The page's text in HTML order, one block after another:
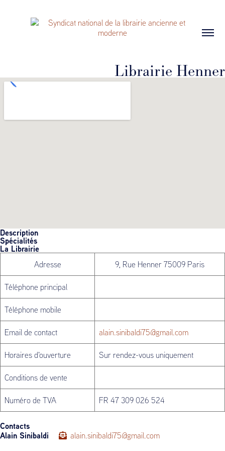
Librairie Henner
Description
Spécialités
La Librairie
Adresse 9, Rue Henner 75009 Paris
Téléphone principal
Téléphone mobile
Email de contact alain.sinibaldi75@gmail.com
Horaires d'ouverture Sur rendez-vous uniquement
Conditions de vente
Numéro de TVA FR 47 309 026 524
Contacts
Alain Sinibaldi
alain.sinibaldi75@gmail.com